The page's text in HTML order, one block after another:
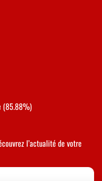
(85.88%)
l’actualité de votre